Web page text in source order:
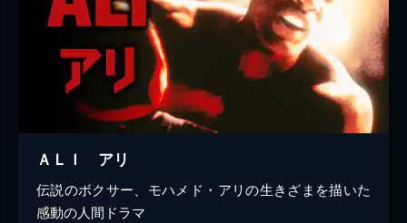
ＡＬＩ アリ
伝説のボクサー、モハメド・アリの生きざまを描いた
感動の人間ドラマ